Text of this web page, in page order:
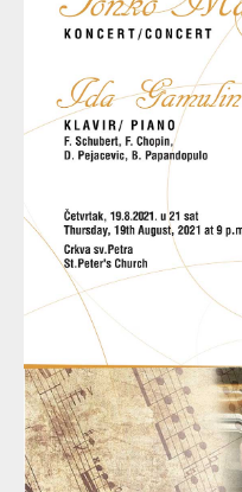
u čaroban svijet glazbenih
prigodno završen corona
dimenziju lepršavosti i
Prigodnim riječima
umjetničkog središta Sinj
ravnatelj Centra Novi Zagreb,
nastupu i predivnoj večeri, ali
angažman Ide Gamulin prije